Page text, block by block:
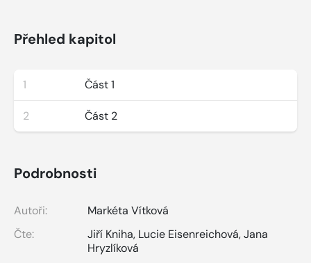
Přehled kapitol
1 Část 1
2 Část 2
Podrobnosti
Autoři:
Markéta Vítková
Čte:
Jiří Kniha, Lucie Eisenreichová,Jana
Hryzlíková